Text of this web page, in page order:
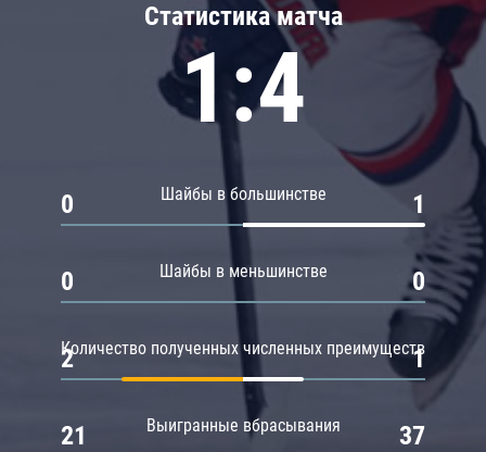
Статистика матча
1:4
Шайбы в большинстве
0 1
Шайбы в меньшинстве
0 0
Количество полученных численных преимуществ
2 1
Выигранные вбрасывания
21 37